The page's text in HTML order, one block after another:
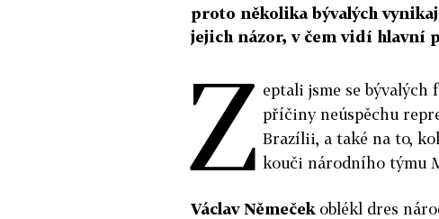
proto několika bývalých
jejich názor, v čem vidí hlavní
Z eptali jsme se
příčiny neúspěchu
Brazílii, a také na to,
kouči národního týmu
Václav Němeček oblékl dres